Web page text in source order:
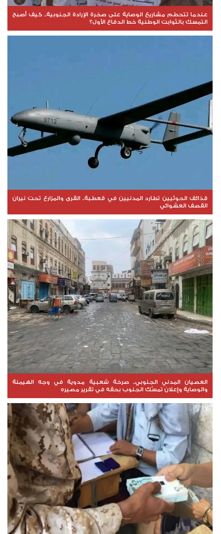
عندما تتحطم مشاريع الوصاية على صخرة الإرادة الجنوبية.. كيف أصبح
التمسك بالثوابت الوطنية خط الدفاع الأول؟
قذائف الحوثيين تطارد المدنيين في قعطبة.. القرى والمزارع تحت نيران
القصف العشوائي
العصيان المدني الجنوبي.. صرخة شعبية مدوية في وجه الهيمنة
والوصاية وإعلان تمسّك الجنوب بحقه في تقرير مصيره